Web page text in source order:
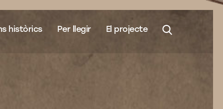
històrics Per llegir El projecte